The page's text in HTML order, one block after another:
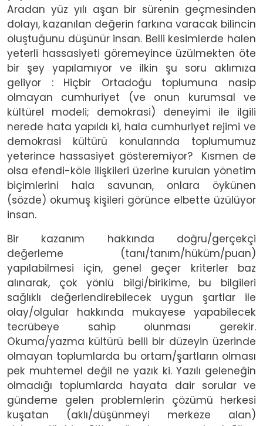
Aradan yüz yılı aşan bir sürenin geçmesinden
dolayı, kazanılan değerin farkına varacak bilincin
oluştuğunu düşünür insan. Belli kesimlerde halen
yeterli hassasiyeti göremeyince üzülmekten öte
bir şey yapılamıyor ve ilkin şu soru aklımıza
geliyor : Hiçbir Ortadoğu toplumuna nasip
olmayan cumhuriyet (ve onun kurumsal ve
kültürel modeli; demokrasi) deneyimi ile ilgili
nerede hata yapıldı ki, hala cumhuriyet rejimi ve
demokrasi kültürü konularında toplumumuz
yeterince hassasiyet gösteremiyor? Kısmen de
olsa efendi-köle ilişkileri üzerine kurulan yönetim
biçimlerini hala savunan, onlara öykünen
(sözde) okumuş kişileri görünce elbette üzülüyor
insan.
Bir kazanım hakkında doğru/gerçekçi
değerleme (tanı/tanım/hüküm/puan)
yapılabilmesi için, genel geçer kriterler baz
alınarak, çok yönlü bilgi/birikime, bu bilgileri
sağlıklı değerlendirebilecek uygun şartlar ile
olay/olgular hakkında mukayese yapabilecek
tecrübeye sahip olunması gerekir.
Okuma/yazma kültürü belli bir düzeyin üzerinde
olmayan toplumlarda bu ortam/şartların olması
pek muhtemel değil ne yazık ki. Yazılı geleneğin
olmadığı toplumlarda hayata dair sorular ve
gündeme gelen problemlerin çözümü herkesi
kuşatan (aklı/düşünmeyi merkeze alan)